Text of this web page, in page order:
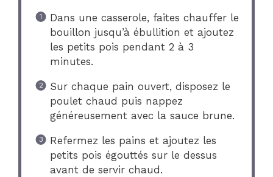
Dans une casserole, faites chauffer le
bouillon jusqu’à ébullition et ajoutez
les petits pois pendant 2 à 3
minutes.
Sur chaque pain ouvert, disposez le
poulet chaud puis nappez
généreusement avec la sauce brune.
Refermez les pains et ajoutez les
petits pois égouttés sur le dessus
avant de servir chaud.